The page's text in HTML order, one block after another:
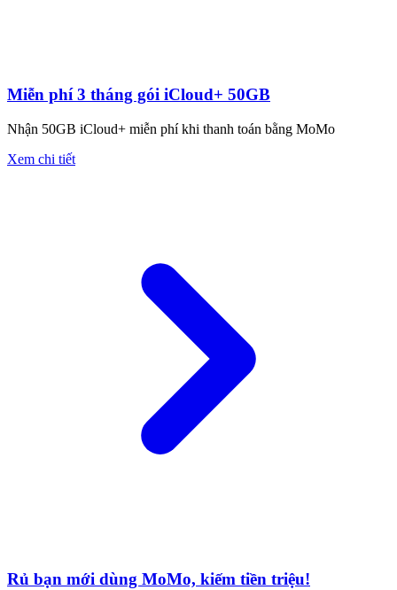
Miễn phí 3 tháng gói iCloud+ 50GB
Nhận 50GB iCloud+ miễn phí khi thanh toán bằng MoMo
Xem chi tiết
Rủ bạn mới dùng MoMo, kiếm tiền triệu!